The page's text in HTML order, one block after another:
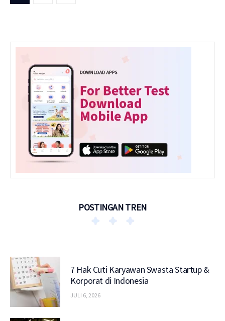
POSTINGAN TREN
7 Hak Cuti Karyawan Swasta Startup &
Korporat di Indonesia
JULI 6, 2026